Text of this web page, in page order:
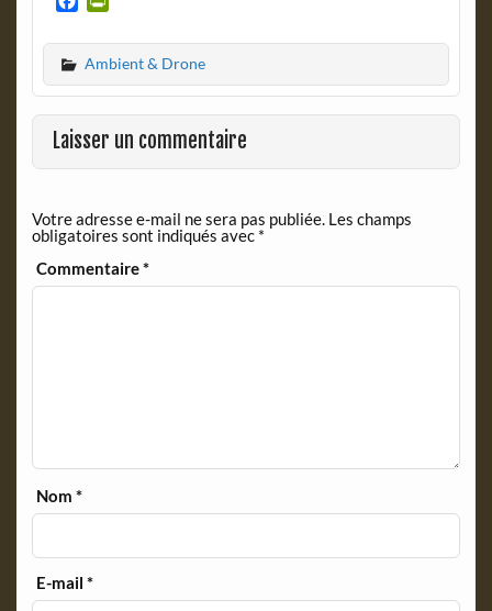
c
e
b
o
o
k
i
n
t
F
r
e
d
l
y
Ambient & Drone
Laisser un commentaire
Votre adresse e-mail ne sera pas publiée. Les champs
obligatoires sont indiqués avec *
Commentaire*
Nom*
E-mail*